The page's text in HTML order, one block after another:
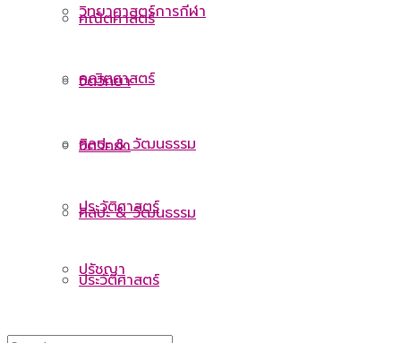
วิทยาศาสตร์การกีฬา
คณิตศาสตร์
จิตวิทยา
ศิลปะ & วัฒนธรรม
ประวัติศาสตร์
คณิตศาสตร์
จิตวิทยา
ศิลปะ & วัฒนธรรม
ประวัติศาสตร์
ปรัชญา